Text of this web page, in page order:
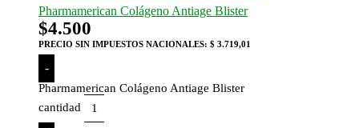
Pharmamerican Colágeno Antiage Blister
$4.500
PRECIO SIN IMPUESTOS NACIONALES: $ 3.719,01
-
Pharmamerican Colágeno Antiage Blister
cantidad